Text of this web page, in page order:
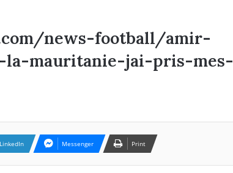
news-football/amir-
la-mauritanie-jai-pris-mes-
LinkedIn Messenger Print